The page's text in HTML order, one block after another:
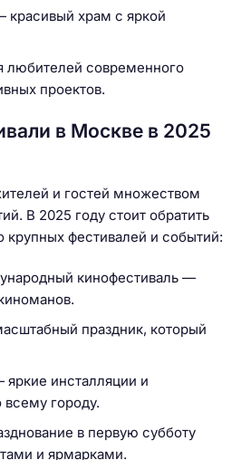
красивый храм с яркой
любителей современного
проектов.
в Москве в 2025
и гостей множеством
В 2025 году стоит обратить
крупных фестивалей и событий:
кинофестиваль —
праздник, который
яркие инсталляции и
городу.
в первую субботу
и ярмарками.